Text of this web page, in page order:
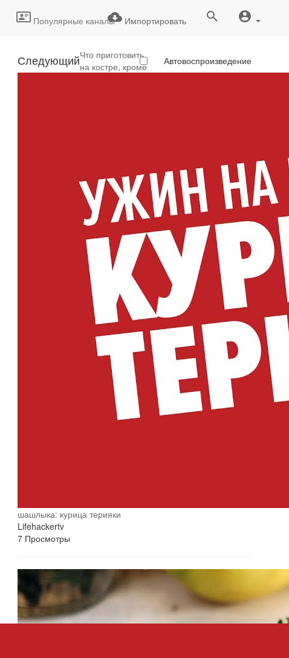
Импортировать
Популярные каналы
Следующий Автовоспроизведение
Что приготовить
на костре, кроме
шашлыка: курица терияки
Lifehackertv
7 Просмотры